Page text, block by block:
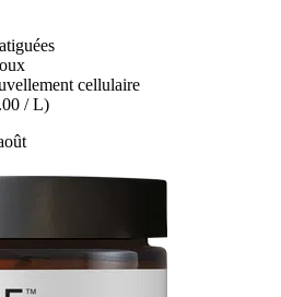
cellulaire
/ L)